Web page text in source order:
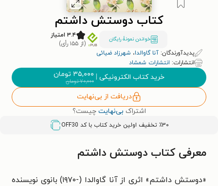
کتاب دوستش داشتم
خواندن نمونۀ رایگان
۳.۴ امتیاز
(از ۱۵۵ رأی)
پدیدآورندگان: آنا گاوالدا، شهرزاد ضیائی
انتشارات: انتشارات شمشاد
خرید کتاب الکترونیکی | ۳۵,۰۰۰ تومان
۷۰,۰۰۰تومان
دریافت از بی‌نهایت
اشتراک بی‌نهایت چیست؟
٪۳۰ تخفیف اولین خرید کتاب با کد OFF30
معرفی کتاب دوستش داشتم
«دوستش داشتم» اثری از آنا گاوالدا (-۱۹۷۰) بانوی نویسنده